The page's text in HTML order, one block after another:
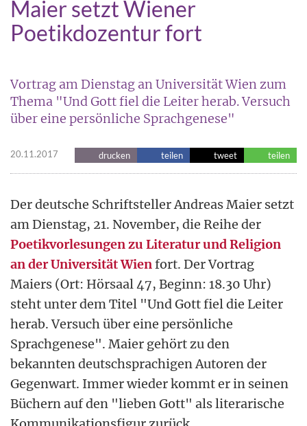
Maier setzt Wiener
Poetikdozentur fort
Vortrag am Dienstag an Universität Wien zum
Thema "Und Gott fiel die Leiter herab. Versuch
über eine persönliche Sprachgenese"
20.11.2017 drucken teilen tweet teilen
Der deutsche Schriftsteller Andreas Maier setzt
am Dienstag, 21. November, die Reihe der
Poetikvorlesungen zu Literatur und Religion
an der Universität Wienfort. Der Vortrag
Maiers (Ort: Hörsaal 47, Beginn: 18.30 Uhr)
steht unter dem Titel "Und Gott fiel die Leiter
herab. Versuch über eine persönliche
Sprachgenese". Maier gehört zu den
bekannten deutschsprachigen Autoren der
Gegenwart. Immer wieder kommt er in seinen
Büchern auf den "lieben Gott" als literarische